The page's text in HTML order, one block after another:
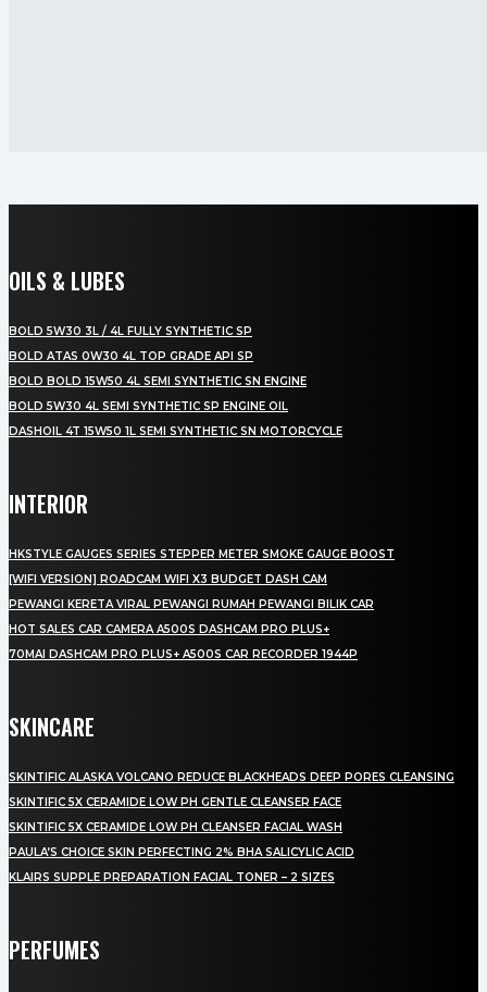
OILS & LUBES
BOLD 5W30 3L / 4L FULLY SYNTHETIC SP
BOLD ATAS 0W30 4L TOP GRADE API SP
BOLD BOLD 15W50 4L SEMI SYNTHETIC SN ENGINE
BOLD 5W30 4L SEMI SYNTHETIC SP ENGINE OIL
DASHOIL 4T 15W50 1L SEMI SYNTHETIC SN MOTORCYCLE
INTERIOR
HKSTYLE GAUGES SERIES STEPPER METER SMOKE GAUGE BOOST
[WIFI VERSION] ROADCAM WIFI X3 BUDGET DASH CAM
PEWANGI KERETA VIRAL PEWANGI RUMAH PEWANGI BILIK CAR
HOT SALES CAR CAMERA A500S DASHCAM PRO PLUS+
70MAI DASHCAM PRO PLUS+ A500S CAR RECORDER 1944P
SKINCARE
SKINTIFIC ALASKA VOLCANO REDUCE BLACKHEADS DEEP PORES CLEANSING
SKINTIFIC 5X CERAMIDE LOW PH GENTLE CLEANSER FACE
SKINTIFIC 5X CERAMIDE LOW PH CLEANSER FACIAL WASH
PAULA’S CHOICE SKIN PERFECTING 2% BHA SALICYLIC ACID
KLAIRS SUPPLE PREPARATION FACIAL TONER – 2 SIZES
PERFUMES